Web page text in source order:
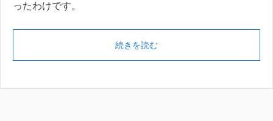
ったわけです。
続きを読む